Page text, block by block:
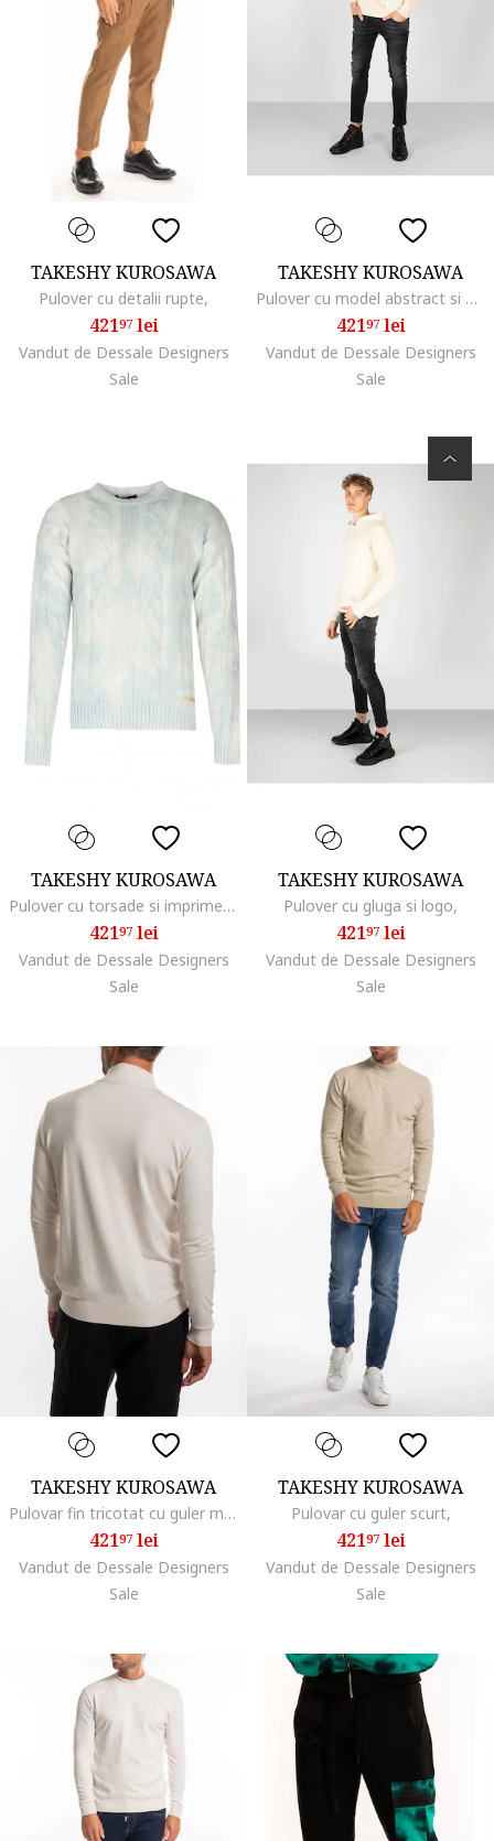
TAKESHY KUROSAWA
Pulover cu detalii rupte,
42197lei
Vandut de Dessale Designers
Sale
TAKESHY KUROSAWA
Pulover cu model abstract si decolteu la baza gatului,
42197lei
Vandut de Dessale Designers
Sale
TAKESHY KUROSAWA
Pulover cu torsade si imprimeu abstract,
42197lei
Vandut de Dessale Designers
Sale
TAKESHY KUROSAWA
Pulover cu gluga si logo,
42197lei
Vandut de Dessale Designers
Sale
TAKESHY KUROSAWA
Pulovar fin tricotat cu guler mediu,
42197lei
Vandut de Dessale Designers
Sale
TAKESHY KUROSAWA
Pulovar cu guler scurt,
42197lei
Vandut de Dessale Designers
Sale